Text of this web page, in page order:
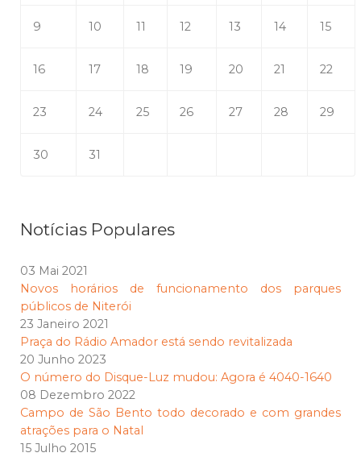
9 10 11 12 13 14 15
16 17 18 19 20 21 22
23 24 25 26 27 28 29
30 31
Notícias Populares
03 Mai 2021
Novos horários de funcionamento dos parques
públicos de Niterói
23 Janeiro 2021
Praça do Rádio Amador está sendo revitalizada
20 Junho 2023
O número do Disque-Luz mudou: Agora é 4040-1640
08 Dezembro 2022
Campo de São Bento todo decorado e com grandes
atrações para o Natal
15 Julho 2015